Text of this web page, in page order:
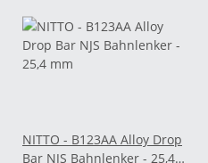
NITTO - B123AA Alloy Drop
Bar NJS Bahnlenker - 25,4